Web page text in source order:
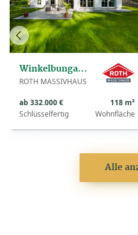
Winkelbungalow Ahlbeck
ROTH MASSIVHAUS
ab 332.000 €
Schlüsselfertig
118 m²
Wohnfläche
Vorheriges
Alle